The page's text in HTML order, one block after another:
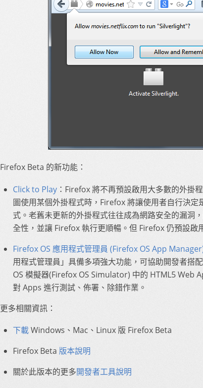
Firefox Beta 的新功能：
Click to Play：Firefox 將不再預設啟用大多數的外掛
圖使用某個外掛程式時，Firefox 將讓使用者自行決定
式。老舊未更新的外掛程式往往成為網路安全的漏洞
全性，並讓 Firefox 執行更順暢。但 Firefox 仍預設啟
Firefox OS 應用程式管理員 (Firefox OS App
用程式管理員」具備多項強大功能，可協助開發者搭
OS 模擬器(Firefox OS Simulator) 中的 HTML5 Web
對 Apps 進行測試、佈署、除錯作業。
更多相關資訊：
下載Windows、Mac、Linux 版 Firefox Beta
Firefox Beta 版本說明
關於此版本的更多開發者工具說明